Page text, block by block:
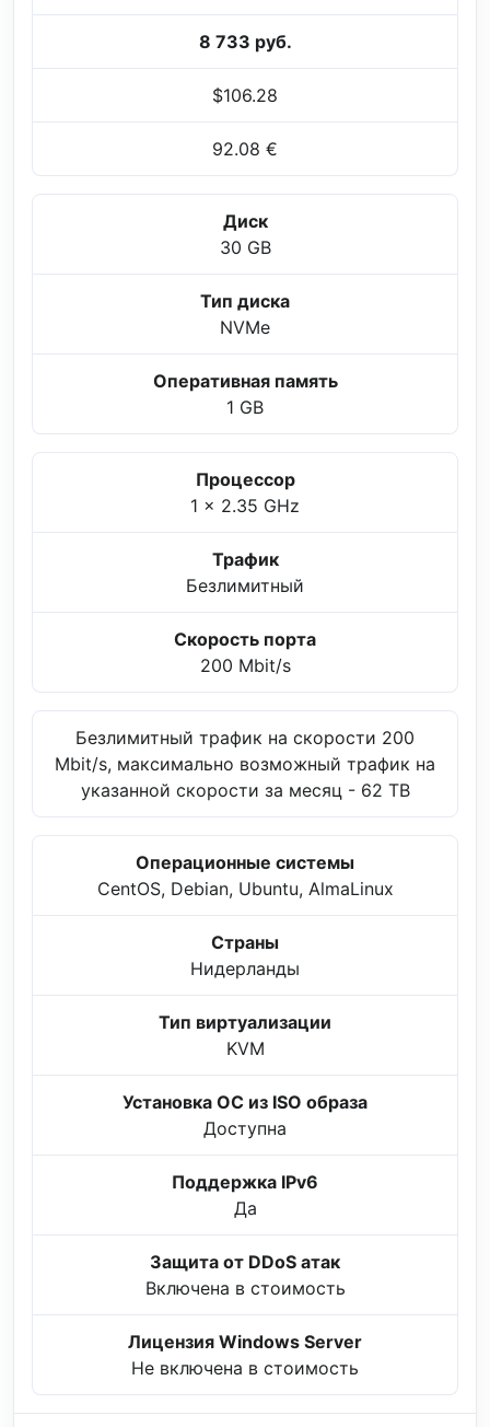
8 733 руб.
$106.28
92.08 €
Диск
30 GB
Тип диска
NVMe
Оперативная память
1 GB
Процессор
1 x 2.35 GHz
Трафик
Безлимитный
Скорость порта
200 Mbit/s
Безлимитный трафик на скорости 200
Mbit/s, максимально возможный трафик на
указанной скорости за месяц - 62 TB
Операционные системы
CentOS, Debian, Ubuntu, AlmaLinux
Страны
Нидерланды
Тип виртуализации
KVM
Установка ОС из ISO образа
Доступна
Поддержка IPv6
Да
Защита от DDoS атак
Включена в стоимость
Лицензия Windows Server
Не включена в стоимость